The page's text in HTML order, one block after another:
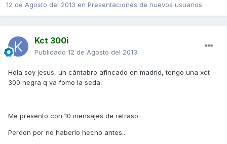
12 de Agosto del 2013 en Presentaciones de nuevos usuarios
Kct 300i
Publicado 12 de Agosto del 2013
Hola soy jesus, un cántabro afincado en madrid, tengo una xct
300 negra q va fomo la seda.
Me presento con 10 mensajes de retraso.
Perdon por no haberlo hecho antes...